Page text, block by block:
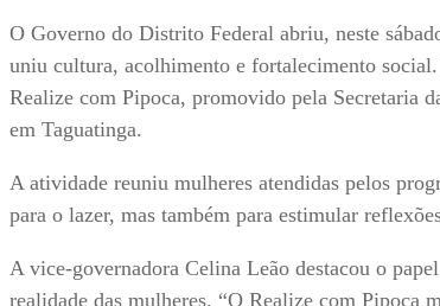
O Governo do Distrito Federal abriu, neste
uniu cultura, acolhimento e fortalecimento
Realize com Pipoca, promovido pela Secretaria
em Taguatinga.
A atividade reuniu mulheres atendidas pelos
para o lazer, mas também para estimular
A vice-governadora Celina Leão destacou o
realidade das mulheres. “O Realize com Pipoca